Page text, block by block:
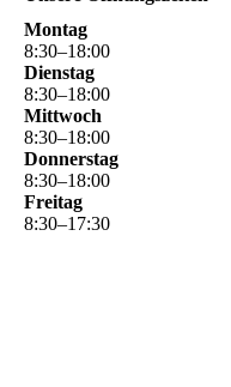
Montag
8:30–18:00
Dienstag
8:30–18:00
Mittwoch
8:30–18:00
Donnerstag
8:30–18:00
Freitag
8:30–17:30